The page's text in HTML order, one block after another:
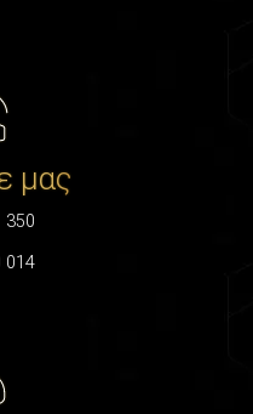
μας
350
014